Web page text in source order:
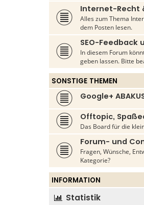
Internet-Recht
Alles zum Thema
dem Posten lesen.
SEO-Feedback
In diesem Forum
geben lassen. Bitte
SONSTIGE THEMEN
Google+
Offtopic,
Das Board für die
Forum- und
Fragen, Wünsche,
Kategorie?
INFORMATION
Statistik